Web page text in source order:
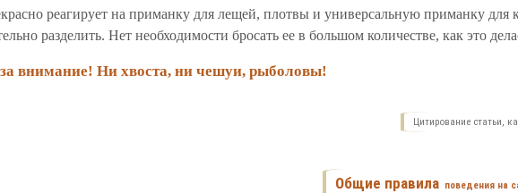
реагирует на приманку для лещей, плотвы и универсальную приманку
разделить. Нет необходимости бросать ее в большом количестве, как это
внимание! Ни хвоста, ни чешуи, рыболовы!
Цитирование статьи,
Общие правила поведения на